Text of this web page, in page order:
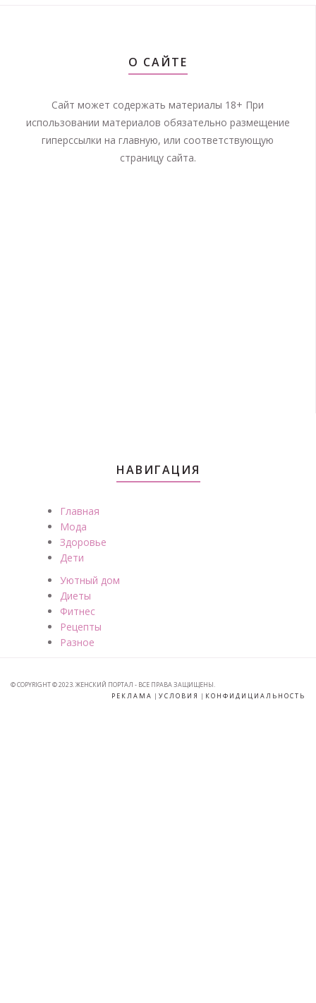
О САЙТЕ
Сайт может содержать материалы 18+ При
использовании материалов обязательно размещение
гиперссылки на главную, или соответствующую
страницу сайта.
НАВИГАЦИЯ
Главная
Мода
Здоровье
Дети
Уютный дом
Диеты
Фитнес
Рецепты
Разное
© COPYRIGHT © 2023. ЖЕНСКИЙ ПОРТАЛ - ВСЕ ПРАВА ЗАЩИЩЕНЫ.
РЕКЛАМА | УСЛОВИЯ | КОНФИДИЦИАЛЬНОСТЬ